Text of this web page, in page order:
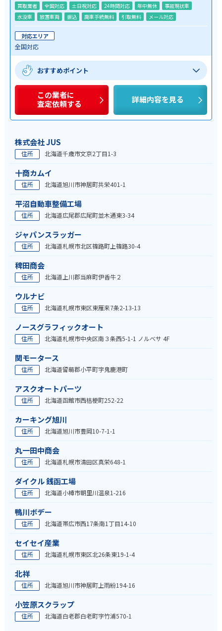
買取業者 全国対応 土日祝対応 24時間対応 年中無休
事故現状車
水没車
放置車両 振込 廃車手続無料 引取無料 メール対応
対応エリア
全国対応
おすすめポイント
この業者に
査定依頼する
詳細内容を見る
株式会社 JUS
住所 北海道千歳市文京2丁目1-3
十商カムイ
住所 北海道旭川市神居町共栄401-1
平沼自動車整備工場
住所 北海道広尾郡広尾町並木通東3-34
ジャパンスラッガー
住所 北海道札幌市北区篠路町上篠路30-4
稗田商会
住所 北海道上川郡当麻町伊香牛２
ウルナビ
住所 北海道札幌市東区東雁来7条2-13-13
ノースグラフィックオート
住所 北海道札幌市中央区南３条西5-1-1 ノルベサ 4F
関モータース
住所 北海道留萌郡小平町字鬼鹿港町
アスクオートパーツ
住所 北海道函館市西桔梗町252-22
カーキング旭川
住所 北海道旭川市豊岡10-7-1-1
丸一田中商会
住所 北海道札幌市清田区真栄648-1
ダイクル 銭函工場
住所 北海道小樽市朝里川温泉1-216
鴨川ボデー
住所 北海道帯広市西17条南1丁目14-10
セイセイ産業
住所 北海道札幌市東区北26条東19-1-4
北祥
住所 北海道旭川市神居町上雨紛194-16
小笠原スクラップ
住所 北海道白老郡白老町字竹浦570-1